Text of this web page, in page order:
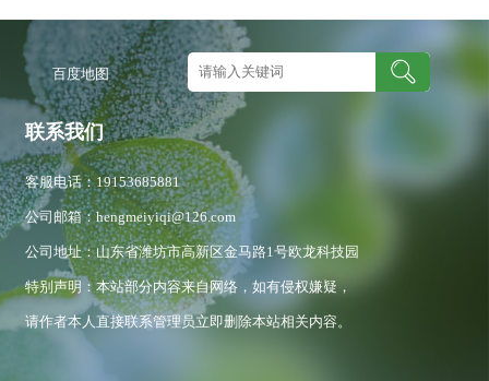
百度地图
联系我们
客服电话：19153685881
公司邮箱：hengmeiyiqi@126.com
公司地址：山东省潍坊市高新区金马路1号欧龙科技园
特别声明：本站部分内容来自网络，如有侵权嫌疑，
请作者本人直接联系管理员立即删除本站相关内容。